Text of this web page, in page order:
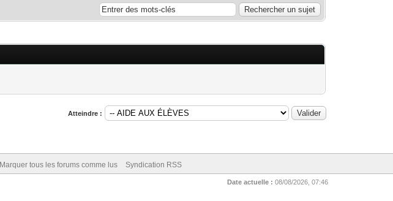
Atteindre :
Marquer tous les forums comme lus Syndication RSS
Date actuelle : 08/08/2026, 07:46